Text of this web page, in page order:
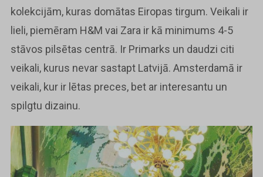
kolekcijām, kuras domātas Eiropas tirgum. Veikali ir
lieli, piemēram H&M vai Zara ir kā minimums 4-5
stāvos pilsētas centrā. Ir Primarks un daudzi citi
veikali, kurus nevar sastapt Latvijā. Amsterdamā ir
veikali, kur ir lētas preces, bet ar interesantu un
spilgtu dizainu.